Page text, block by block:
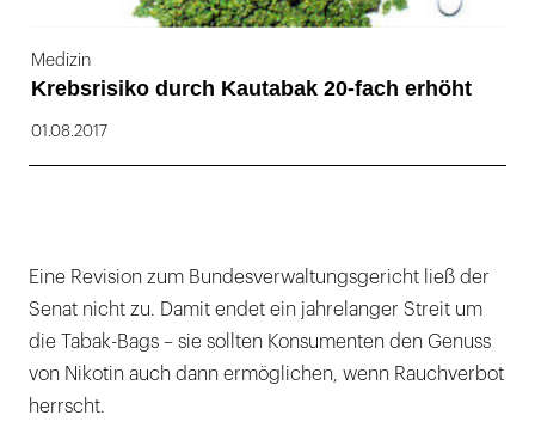
Medizin
Krebsrisiko durch Kautabak 20-fach erhöht
01.08.2017
Eine Revision zum Bundesverwaltungsgericht ließ der
Senat nicht zu. Damit endet ein jahrelanger Streit um
die Tabak-Bags – sie sollten Konsumenten den Genuss
von Nikotin auch dann ermöglichen, wenn Rauchverbot
herrscht.